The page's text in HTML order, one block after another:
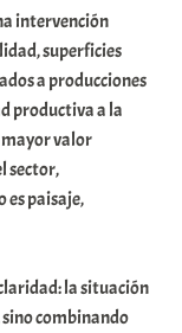
intervención
superficies
a producciones
productiva a la
mayor valor
sector,
es paisaje,
la situación
sino combinando